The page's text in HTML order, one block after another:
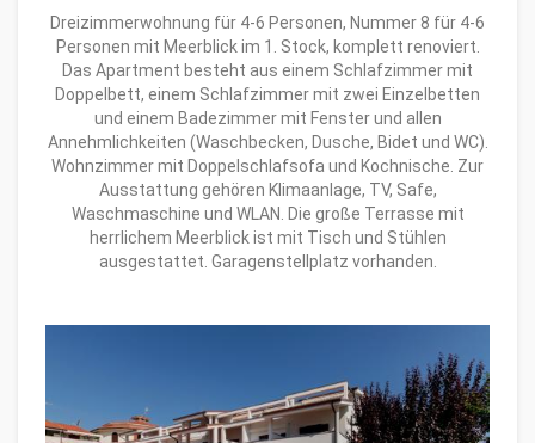
Dreizimmerwohnung für 4-6 Personen, Nummer 8 für 4-6
Personen mit Meerblick im 1. Stock, komplett renoviert.
Das Apartment besteht aus einem Schlafzimmer mit
Doppelbett, einem Schlafzimmer mit zwei Einzelbetten
und einem Badezimmer mit Fenster und allen
Annehmlichkeiten (Waschbecken, Dusche, Bidet und WC).
Wohnzimmer mit Doppelschlafsofa und Kochnische. Zur
Ausstattung gehören Klimaanlage, TV, Safe,
Waschmaschine und WLAN. Die große Terrasse mit
herrlichem Meerblick ist mit Tisch und Stühlen
ausgestattet. Garagenstellplatz vorhanden.